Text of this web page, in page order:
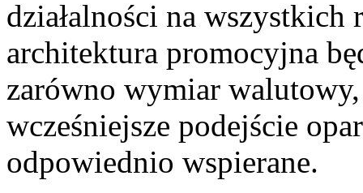
działalności na wszystkich
architektura promocyjna
zarówno wymiar
wcześniejsze podejście
odpowiednio wspierane.